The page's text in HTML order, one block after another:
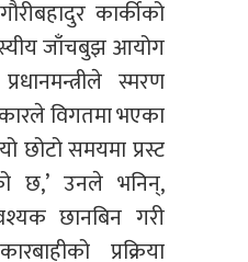
कार्कीको
जाँचबुझ आयोग
स्मरण
विगतमा भएका
छोटो समयमा प्रस्ट
छ,’ उनले भनिन्,
छानबिन गरी
प्रक्रिया